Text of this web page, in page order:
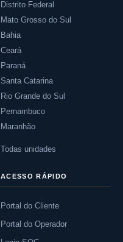
Distrito Federal
Mato Grosso do Sul
Bahia
Ceará
Paraná
Santa Catarina
Rio Grande do Sul
Pernambuco
Maranhão
Todas unidades
ACESSO RÁPIDO
Portal do Cliente
Portal do Operador